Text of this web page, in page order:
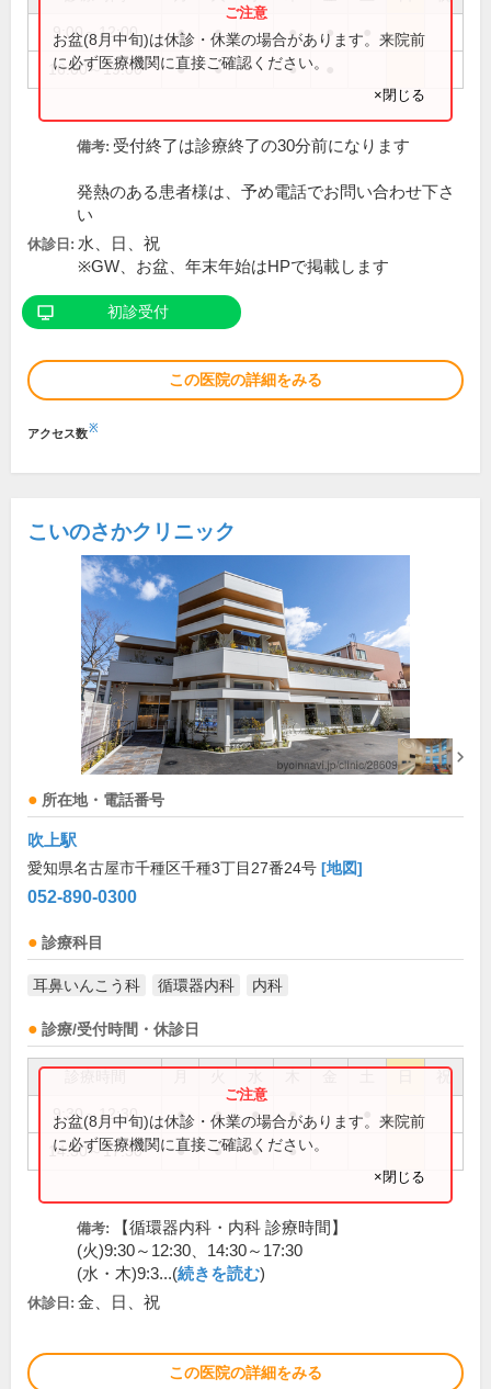
9:00～12:00 ● ● ● ●
16:00～19:00 ● ● ●
お盆(8月中旬)は休診・休業の場合があります。来院前
に必ず医療機関に直接ご確認ください。
×閉じる
備考: 受付終了は診療終了の30分前になります
発熱のある患者様は、予め電話でお問い合わせ下さ
い
休診日: 水、日、祝
※GW、お盆、年末年始はHPで掲載します
初診受付
この医院の詳細をみる
アクセス数※
こいのさかクリニック
所在地・電話番号
吹上駅
愛知県名古屋市千種区千種3丁目27番24号 [地図]
052-890-0300
診療科目
耳鼻いんこう科 循環器内科 内科
診療/受付時間・休診日
祝
9:30～12:30 ● ● ● ●
14:30～17:30 ● ● ● ●
お盆(8月中旬)は休診・休業の場合があります。来院前
に必ず医療機関に直接ご確認ください。
×閉じる
備考:
【循環器内科・内科 診療時間】
(火)9:30～12:30、14:30～17:30
(水・木)9:3...(続きを読む)
休診日: 金、日、祝
この医院の詳細をみる